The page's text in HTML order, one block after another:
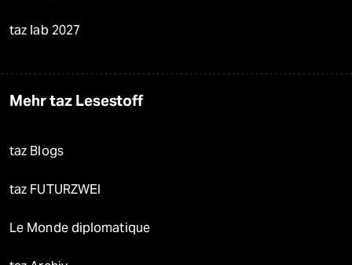
taz lab 2027
Mehr taz Lesestoff
taz Blogs
taz FUTURZWEI
Le Monde diplomatique